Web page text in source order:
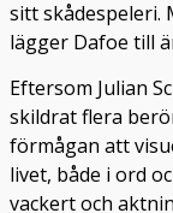
sitt skådespeleri.
lägger Dafoe till
Eftersom Julian
skildrat flera
förmågan att
livet, både i ord
vackert och